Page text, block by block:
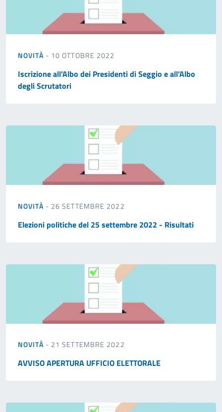
NOVITÀ - 10 OTTOBRE 2022
Iscrizione all’Albo dei Presidenti di Seggio e all’Albo
degli Scrutatori
NOVITÀ - 26 SETTEMBRE 2022
Elezioni politiche del 25 settembre 2022 - Risultati
NOVITÀ - 21 SETTEMBRE 2022
AVVISO APERTURA UFFICIO ELETTORALE